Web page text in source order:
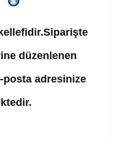
düzenlenen
posta adresinize